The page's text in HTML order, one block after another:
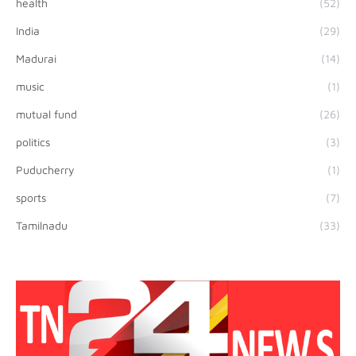
India (29)
Madurai (14)
music (1)
mutual fund (26)
politics (3)
Puducherry (1)
sports (7)
Tamilnadu (33)